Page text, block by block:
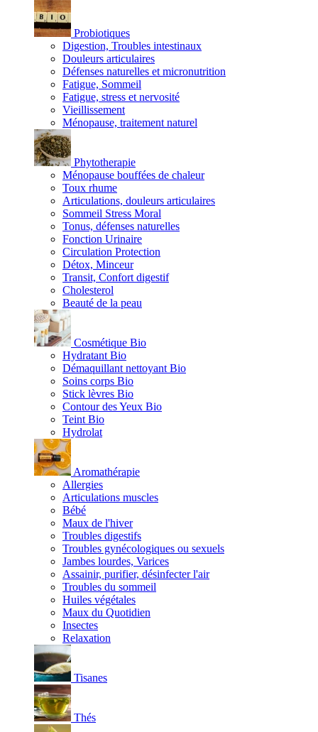
Probiotiques
Digestion, Troubles intestinaux
Douleurs articulaires
Défenses naturelles et micronutrition
Fatigue, Sommeil
Fatigue, stress et nervosité
Vieillissement
Ménopause, traitement naturel
Phytotherapie
Ménopause bouffées de chaleur
Toux rhume
Articulations, douleurs articulaires
Sommeil Stress Moral
Tonus, défenses naturelles
Fonction Urinaire
Circulation Protection
Détox, Minceur
Transit, Confort digestif
Cholesterol
Beauté de la peau
Cosmétique Bio
Hydratant Bio
Démaquillant nettoyant Bio
Soins corps Bio
Stick lèvres Bio
Contour des Yeux Bio
Teint Bio
Hydrolat
Aromathérapie
Allergies
Articulations muscles
Bébé
Maux de l'hiver
Troubles digestifs
Troubles gynécologiques ou sexuels
Jambes lourdes, Varices
Assainir, purifier, désinfecter l'air
Troubles du sommeil
Huiles végétales
Maux du Quotidien
Insectes
Relaxation
Tisanes
Thés